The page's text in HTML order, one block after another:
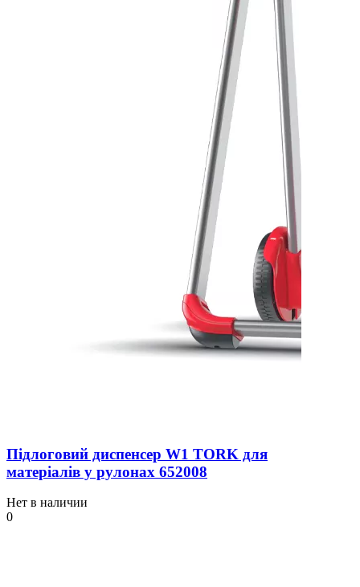
Підлоговий диспенсер W1 TORK для
матеріалів у рулонах 652008
Нет в наличии
0